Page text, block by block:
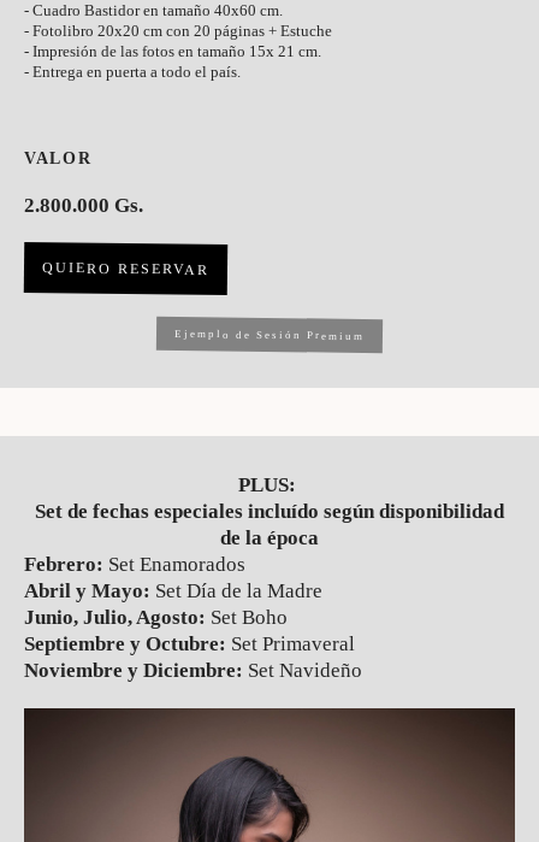
- Cuadro Bastidor en tamaño 40x60 cm.
- Fotolibro 20x20 cm con 20 páginas + Estuche
- Impresión de las fotos en tamaño 15x 21 cm.
- Entrega en puerta a todo el país.
VALOR
2.800.000 Gs.
QUIERO RESERVAR
Ejemplo de Sesión Premium
PLUS:
Set de fechas especiales incluído según disponibilidad
de la época
Febrero: Set Enamorados
Abril y Mayo: Set Día de la Madre
Junio, Julio, Agosto: Set Boho
Septiembre y Octubre: Set Primaveral
Noviembre y Diciembre: Set Navideño